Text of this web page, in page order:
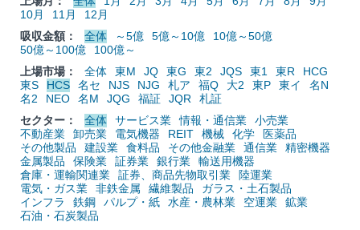
10月
11月
12月
吸収金額：
全体 ～5億 5億～10億
10億～50億
50億～100億
100億～
上場市場：
全体 東M JQ 東G 東2 JQS 東1 東R
HCG
東S
HCS 名セ NJS NJG 札ア 福Q 大2 東P 東イ
名N
名2
NEO 名M JQG 福証 JQR
札証
セクター：
全体 サービス業 情報・通信業
小売業
不動産業
卸売業 電気機器 REIT 機械 化学
医薬品
その他製品
建設業 食料品 その他金融業 通信業
精密機器
金属製品
保険業 証券業 銀行業
輸送用機器
倉庫・運輸関連業
証券、商品先物取引業
陸運業
電気・ガス業
非鉄金属 繊維製品
ガラス・土石製品
インフラ
鉄鋼 パルプ・紙 水産・農林業 空運業
鉱業
石油・石炭製品